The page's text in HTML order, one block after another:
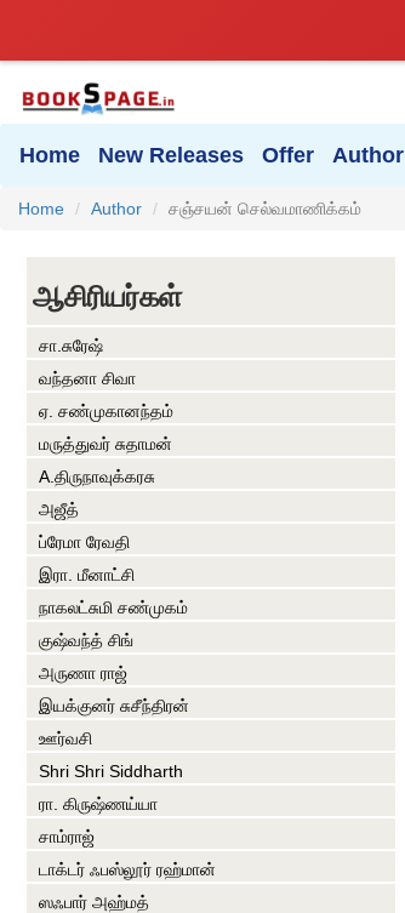
Home New Releases Offer Author
Home Author சஞ்சயன் செல்வமாணிக்கம்
ஆசிரியர்கள்
சா.சுரேஷ்
வந்தனா சிவா
ஏ. சண்முகானந்தம்
மருத்துவர் சுதாமன்
A.திருநாவுக்கரசு
அஜீத்
ப்ரேமா ரேவதி
இரா. மீனாட்சி
நாகலட்சுமி சண்முகம்
குஷ்வந்த் சிங்
அருணா ராஜ்
இயக்குனர் சுசீந்திரன்
ஊர்வசி
Shri Shri Siddharth
ரா. கிருஷ்ணய்யா
சாம்ராஜ்
டாக்டர் ஃபஸ்லூர் ரஹ்மான்
ஸஃபார் அஹ்மத்